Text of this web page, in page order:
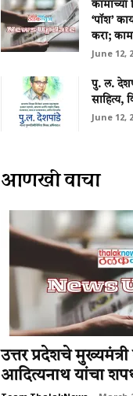
कामाच्या
‘पॉश’
करा;
June 12,
पु. ल.
साहित्य,
June 12,
आणखी वाचा
उत्तर प्रदेशचे
आदित्यनाथ यांचा